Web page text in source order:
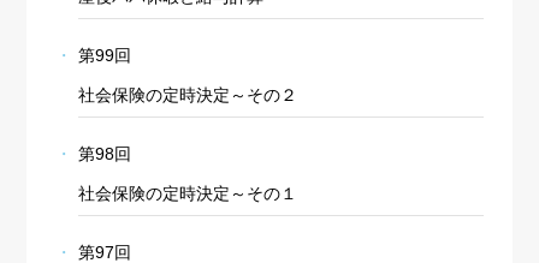
第99回
社会保険の定時決定～その２
第98回
社会保険の定時決定～その１
第97回